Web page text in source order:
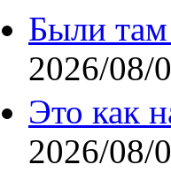
Были
2026/08/
Это как
2026/08/